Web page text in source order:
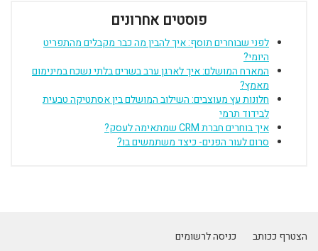
פוסטים אחרונים
לפני שבוחרים תוסף: איך להבין מה כבר מקבלים מהתפריט
היומי?
המארח המושלם: איך לארגן ערב בשרים בלתי נשכח במינימום
מאמץ?
חלונות עץ מעוצבים: השילוב המושלם בין אסתטיקה טבעית
לבידוד תרמי
איך בוחרים חברת CRM שמתאימה לעסק?
סרום לעור הפנים- כיצד משתמשים בו?
הצטרף ככותב
כניסה לרשומים